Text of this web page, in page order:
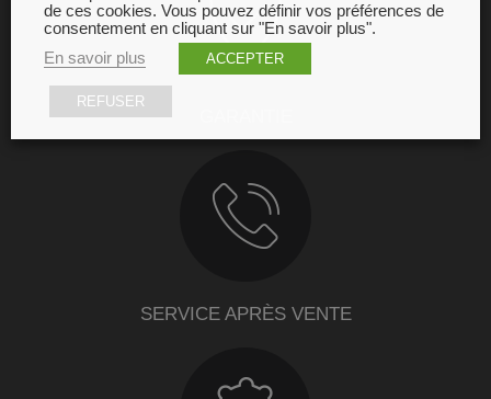
SERVICE APRÈS VENTE
de ces cookies. Vous pouvez définir vos préférences de
consentement en cliquant sur "En savoir plus".
En savoir plus
ACCEPTER
REFUSER